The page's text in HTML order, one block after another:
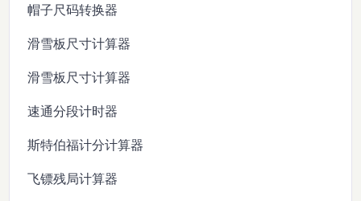
帽子尺码转换器
滑雪板尺寸计算器
滑雪板尺寸计算器
速通分段计时器
斯特伯福计分计算器
飞镖残局计算器